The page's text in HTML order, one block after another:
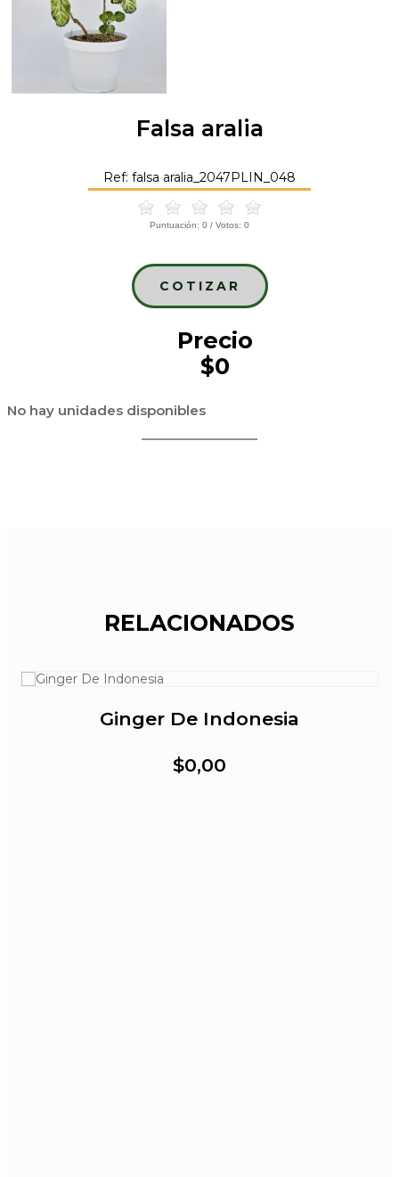
Falsa aralia
Ref: falsa aralia_2047PLIN_048
Puntuación: 0 / Votos: 0
COTIZAR
Precio
$0
No hay unidades disponibles
RELACIONADOS
Ginger De Indonesia
$0,00